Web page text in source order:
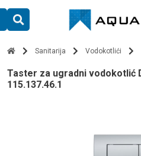
content
Sanitarija Vodokotlići
Taster za ugradni vodokotlić DELTA30 hrom mat
115.137.46.1